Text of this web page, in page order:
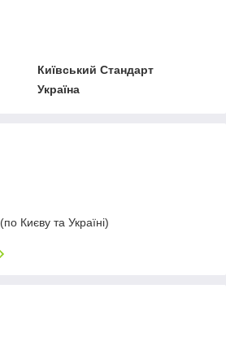
Київський Стандарт
Україна
Києву та Україні)